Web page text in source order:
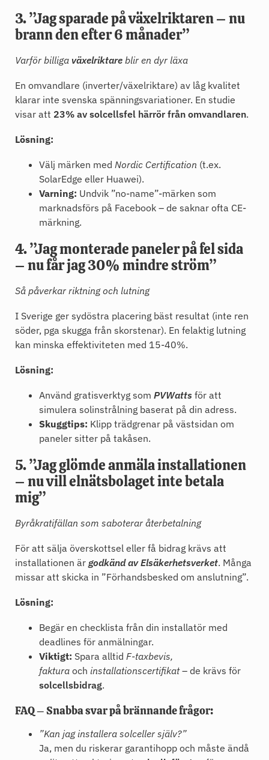
3. ”Jag sparade på växelriktaren – nu
brann den efter 6 månader”
Varför billiga växelriktare blir en dyr läxa
En omvandlare (inverter/växelriktare) av låg kvalitet
klarar inte svenska spänningsvariationer. En studie
visar att 23% av solcellsfel härrör från omvandlaren.
Lösning:
Välj märken med Nordic Certification (t.ex.
SolarEdge eller Huawei).
Varning: Undvik ”no-name”-märken som
marknadsförs på Facebook – de saknar ofta CE-
märkning.
4. ”Jag monterade paneler på fel sida
– nu får jag 30% mindre ström”
Så påverkar riktning och lutning
I Sverige ger sydöstra placering bäst resultat (inte ren
söder, pga skugga från skorstenar). En felaktig lutning
kan minska effektiviteten med 15-40%.
Lösning:
Använd gratisverktyg som PVWatts för att
simulera solinstrålning baserat på din adress.
Skuggtips: Klipp trädgrenar på västsidan om
paneler sitter på takåsen.
5. ”Jag glömde anmäla installationen
– nu vill elnätsbolaget inte betala
mig”
Byråkratifällan som saboterar återbetalning
För att sälja överskottsel eller få bidrag krävs att
installationen är godkänd av Elsäkerhetsverket. Många
missar att skicka in ”Förhandsbesked om anslutning”.
Lösning:
Begär en checklista från din installatör med
deadlines för anmälningar.
Viktigt: Spara alltid F-taxbevis,
faktura och installationscertifikat– de krävs för
solcellsbidrag.
FAQ – Snabba svar på brännande frågor:
”Kan jag installera solceller själv?”
Ja, men du riskerar garantihopp och måste ändå